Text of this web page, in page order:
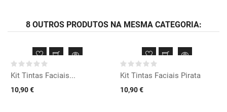
8 OUTROS PRODUTOS NA MESMA CATEGORIA:
Kit Tintas Faciais...
10,90 €
Kit Tintas Faciais Pirata
10,90 €